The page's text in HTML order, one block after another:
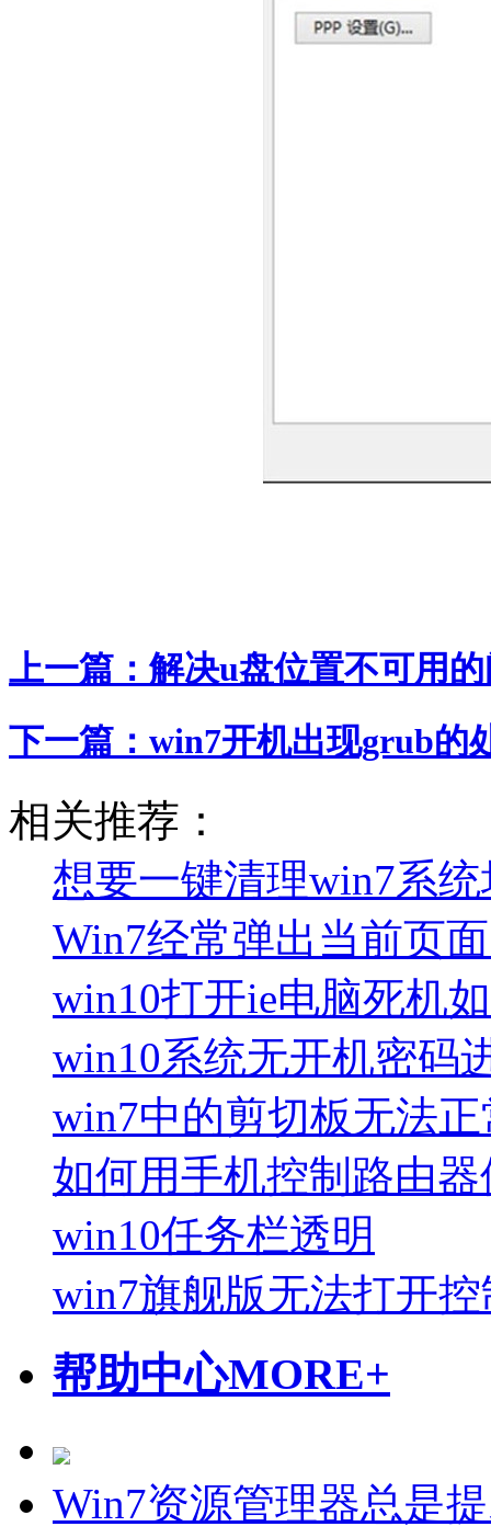
上一篇：解决u盘位置不可用
下一篇： win7开机出现grub的
相关推荐：
想要一键清理win7系
Win7经常弹出当前页
win10打开ie电脑死机
win10系统无开机密码
win7中的剪切板无法
如何用手机控制路由
win10任务栏透明
win7旗舰版无法打开
帮助中心MORE+
Win7资源管理器总是